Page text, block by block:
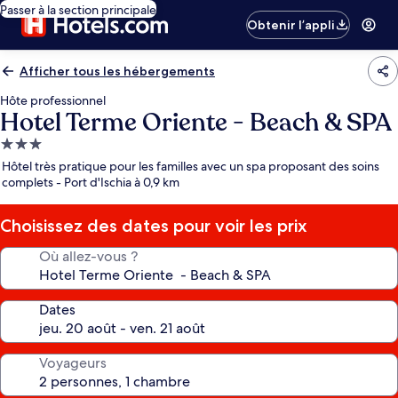
Passer à la section principale
Obtenir l’appli
Afficher tous les hébergements
Hôte professionnel
Hotel Terme Oriente - Beach & SPA
Hébergement
3.0 étoiles
Hôtel très pratique pour les familles avec un spa proposant des soins
complets - Port d'Ischia à 0,9 km
Choisissez des dates pour voir les prix
Où allez-vous ?
Dates
Voyageurs